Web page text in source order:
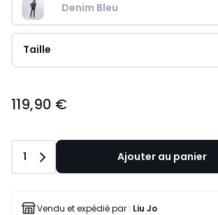
Denim Bleu
Taille
€.
119,90 €
Quantité
1 Ajouter au panier
Vendu et expédié par : Liu Jo